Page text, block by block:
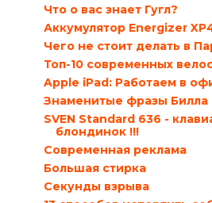
Что о вас знает Гугл?
Аккумулятор Energizer
Чего не стоит делать в
Топ-10 современных
Apple iPad: Работаем в
Знаменитые фразы Билла
SVEN Standard 636 -
блондинок !!!
Современная реклама
Большая стирка
Секунды взрыва